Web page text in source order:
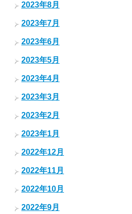
2023年8月
2023年7月
2023年6月
2023年5月
2023年4月
2023年3月
2023年2月
2023年1月
2022年12月
2022年11月
2022年10月
2022年9月